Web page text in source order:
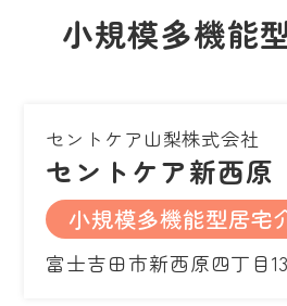
小規模多機能
セントケア山梨株式会社
セントケア新西原
小規模多機能型居宅
富士吉田市新西原四丁目